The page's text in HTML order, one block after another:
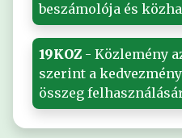
beszámolója és
19KOZ - Közlemény
szerint a
összeg